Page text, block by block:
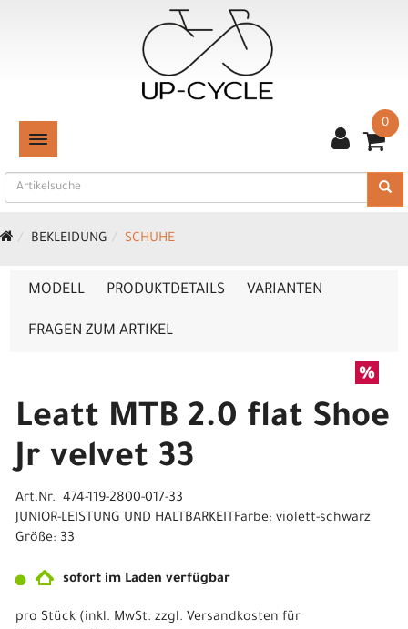
TOGGLE NAVIGATION
0
BEKLEIDUNG SCHUHE
MODELL PRODUKTDETAILS VARIANTEN
FRAGEN ZUM ARTIKEL
Leatt MTB 2.0 flat Shoe
Jr velvet 33
Art.Nr. 474-119-2800-017-33
JUNIOR-LEISTUNG UND HALTBARKEITFarbe: violett-schwarz
Größe: 33
sofort im Laden verfügbar
pro Stück (inkl. MwSt. zzgl. Versandkosten für